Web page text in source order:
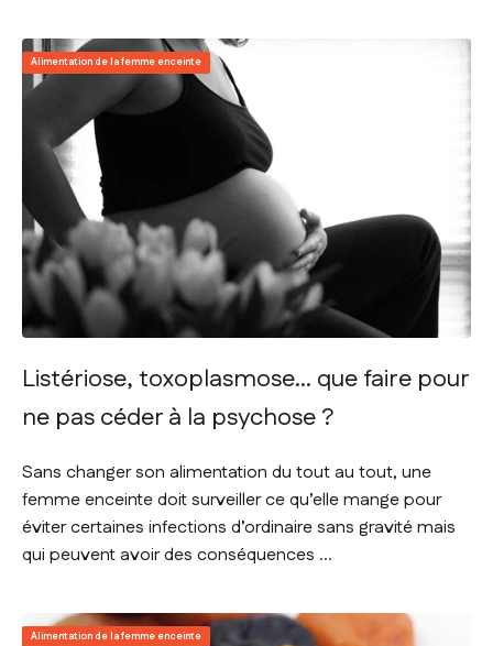
Alimentation de la femme enceinte
Listériose, toxoplasmose… que faire pour
ne pas céder à la psychose ?
Sans changer son alimentation du tout au tout, une
femme enceinte doit surveiller ce qu’elle mange pour
éviter certaines infections d’ordinaire sans gravité mais
qui peuvent avoir des conséquences ...
Alimentation de la femme enceinte